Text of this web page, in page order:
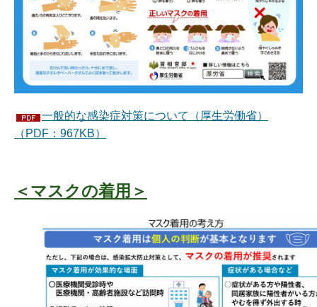
一般的な感染症対策について（厚生労働省）
（PDF：967KB）
＜マスクの着用＞